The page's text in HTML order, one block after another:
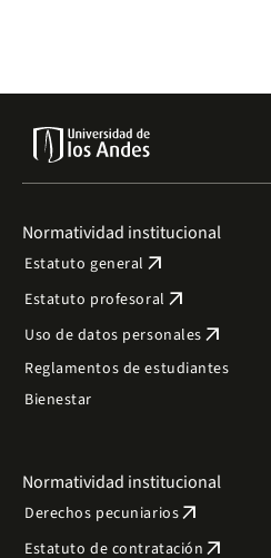
Normatividad institucional
Estatuto general arrow_outward
Estatuto profesoral arrow_outward
Uso de datos personales arrow_outward
Reglamentos de estudiantes
Bienestar
Normatividad institucional
Derechos pecuniariosarrow_outward
Estatuto de contratación arrow_outward